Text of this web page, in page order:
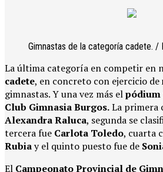
Gimnastas de la categoría cadete. /
La última categoría en competir en
cadete, en concreto con ejercicio de
gimnastas. Y una vez más elpódium
Club Gimnasia Burgos.La primera
Alexandra Raluca, segunda se
tercera fue Carlota Toledo, cuarta
Rubiay el quinto puesto fue de
El Campeonato Provincial de